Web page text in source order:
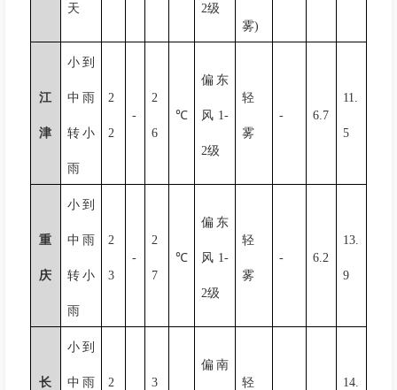
天 2级
雾)
江
津
小到
中雨
转小
雨
2
2
-
2
6
℃
偏东
风 1-
2级
轻
雾
- 6.7
11.
5
重
庆
小到
中雨
转小
雨
2
3
-
2
7
℃
偏东
风 1-
2级
轻
雾
- 6.2
13.
9
长
小到
中雨 2 3
偏南
轻 14.